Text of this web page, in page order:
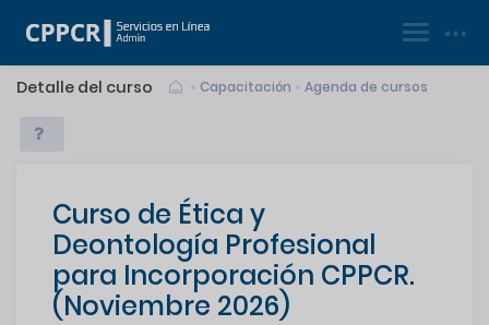
|Ingresar
Detalle del curso Capacitación Agenda de cursos
Curso de Ética y
Deontología Profesional
para Incorporación CPPCR.
(Noviembre 2026)